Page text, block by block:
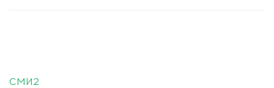
СМИ2